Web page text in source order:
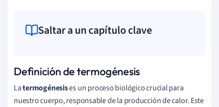
Saltar a un capítulo clave
Definición de termogénesis
Latermogénesises un proceso biológico crucial para
nuestro cuerpo, responsable de la producción de calor. Este